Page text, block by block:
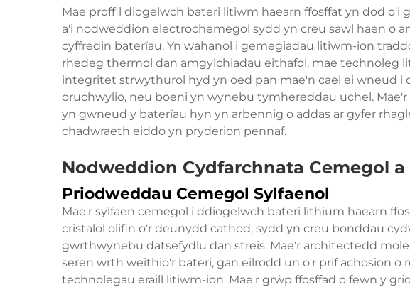
Mae proffil diogelwch bateri litiwm haearn ffosffat yn dod o'i
a'i nodweddion electrochemegol sydd yn creu sawl haen o
cyffredin baterïau. Yn wahanol i gemegiadau litiwm-ion
rhedeg thermol dan amgylchiadau eithafol, mae technoleg
integritet strwythurol hyd yn oed pan mae'n cael ei wneud i
oruchwylio, neu boeni yn wynebu tymhereddau uchel.
yn gwneud y baterïau hyn yn arbennig o addas ar gyfer
chadwraeth eiddo yn pryderion pennaf.
Nodweddion Cydfarchnata Cemegol
Priodweddau Cemegol Sylfaenol
Mae'r sylfaen cemegol i ddiogelwch bateri lithium haearn
cristalol olifin o'r deunydd cathod, sydd yn creu bonddau
gwrthwynebu datsefydlu dan streis. Mae'r architectedd
seren wrth weithio'r bateri, gan eilrodd un o'r prif achosion
technolegau eraill litiwm-ion. Mae'r grŵp ffosffad o fewn y